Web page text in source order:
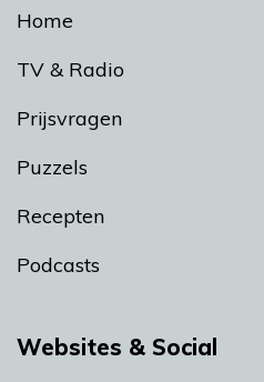
Home
TV & Radio
Prijsvragen
Puzzels
Recepten
Podcasts
Websites & Social